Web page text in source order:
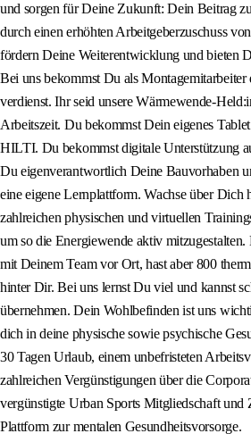
und sorgen für Deine Zukunft: Dein Beitrag
durch einen erhöhten Arbeitgeberzuschuss
fördern Deine Weiterentwicklung und bieten
Bei uns bekommst Du als Montagemitarbeiter
verdienst. Ihr seid unsere Wärmewende-
Arbeitszeit. Du bekommst Dein eigenes
HILTI. Du bekommst digitale Unterstützung
Du eigenverantwortlich Deine Bauvorhaben
eine eigene Lernplattform. Wachse über Dich
zahlreichen physischen und virtuellen
um so die Energiewende aktiv mitzugestalten.
mit Deinem Team vor Ort, hast aber 800
hinter Dir. Bei uns lernst Du viel und kannst
übernehmen. Dein Wohlbefinden ist uns
dich in deine physische sowie psychische
30 Tagen Urlaub, einem unbefristeten
zahlreichen Vergünstigungen über die
vergünstigte Urban Sports Mitgliedschaft und
Plattform zur mentalen Gesundheitsvorsorge.